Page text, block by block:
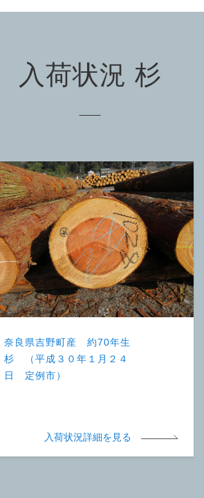
入荷状況 杉
奈良県吉野町産 約70年生
杉 （平成３０年１月２４
日 定例市）
入荷状況詳細を見る